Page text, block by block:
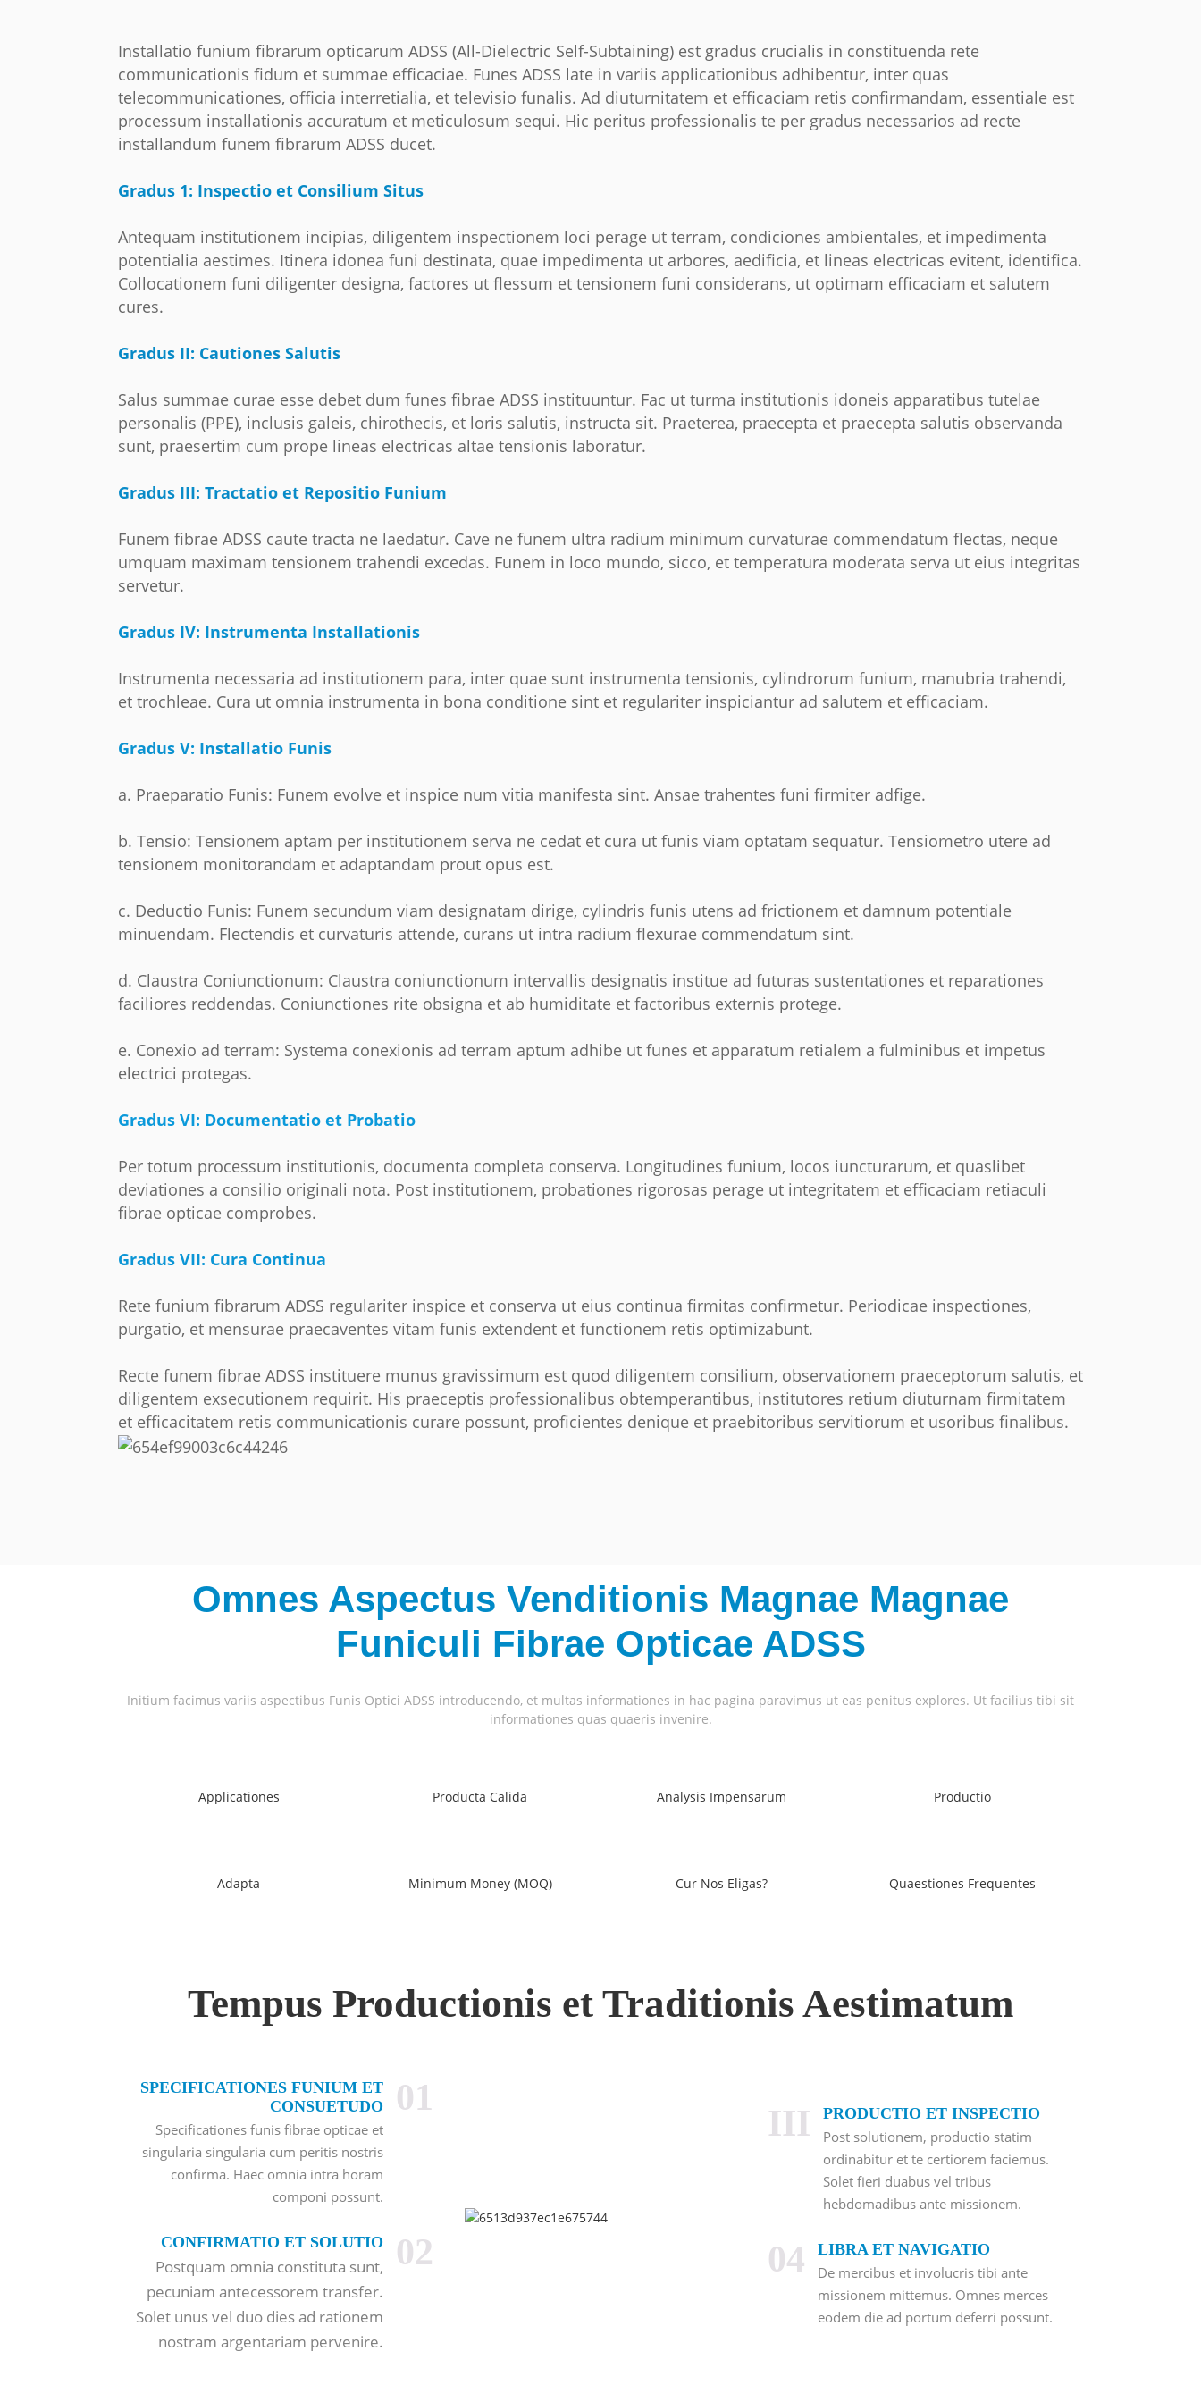
Installatio funium fibrarum opticarum ADSS (All-Dielectric Self-Subtaining) est gradus crucialis in constituenda rete
communicationis fidum et summae efficaciae. Funes ADSS late in variis applicationibus adhibentur, inter quas
telecommunicationes, officia interretialia, et televisio funalis. Ad diuturnitatem et efficaciam retis confirmandam, essentiale est
processum installationis accuratum et meticulosum sequi. Hic peritus professionalis te per gradus necessarios ad recte
installandum funem fibrarum ADSS ducet.
Gradus 1: Inspectio et Consilium Situs
Antequam institutionem incipias, diligentem inspectionem loci perage ut terram, condiciones ambientales, et impedimenta
potentialia aestimes. Itinera idonea funi destinata, quae impedimenta ut arbores, aedificia, et lineas electricas evitent, identifica.
Collocationem funi diligenter designa, factores ut flessum et tensionem funi considerans, ut optimam efficaciam et salutem
cures.
Gradus II: Cautiones Salutis
Salus summae curae esse debet dum funes fibrae ADSS instituuntur. Fac ut turma institutionis idoneis apparatibus tutelae
personalis (PPE), inclusis galeis, chirothecis, et loris salutis, instructa sit. Praeterea, praecepta et praecepta salutis observanda
sunt, praesertim cum prope lineas electricas altae tensionis laboratur.
Gradus III: Tractatio et Repositio Funium
Funem fibrae ADSS caute tracta ne laedatur. Cave ne funem ultra radium minimum curvaturae commendatum flectas, neque
umquam maximam tensionem trahendi excedas. Funem in loco mundo, sicco, et temperatura moderata serva ut eius integritas
servetur.
Gradus IV: Instrumenta Installationis
Instrumenta necessaria ad institutionem para, inter quae sunt instrumenta tensionis, cylindrorum funium, manubria trahendi,
et trochleae. Cura ut omnia instrumenta in bona conditione sint et regulariter inspiciantur ad salutem et efficaciam.
Gradus V: Installatio Funis
a. Praeparatio Funis: Funem evolve et inspice num vitia manifesta sint. Ansae trahentes funi firmiter adfige.
b. Tensio: Tensionem aptam per institutionem serva ne cedat et cura ut funis viam optatam sequatur. Tensiometro utere ad
tensionem monitorandam et adaptandam prout opus est.
c. Deductio Funis: Funem secundum viam designatam dirige, cylindris funis utens ad frictionem et damnum potentiale
minuendam. Flectendis et curvaturis attende, curans ut intra radium flexurae commendatum sint.
d. Claustra Coniunctionum: Claustra coniunctionum intervallis designatis institue ad futuras sustentationes et reparationes
faciliores reddendas. Coniunctiones rite obsigna et ab humiditate et factoribus externis protege.
e. Conexio ad terram: Systema conexionis ad terram aptum adhibe ut funes et apparatum retialem a fulminibus et impetus
electrici protegas.
Gradus VI: Documentatio et Probatio
Per totum processum institutionis, documenta completa conserva. Longitudines funium, locos iuncturarum, et quaslibet
deviationes a consilio originali nota. Post institutionem, probationes rigorosas perage ut integritatem et efficaciam retiaculi
fibrae opticae comprobes.
Gradus VII: Cura Continua
Rete funium fibrarum ADSS regulariter inspice et conserva ut eius continua firmitas confirmetur. Periodicae inspectiones,
purgatio, et mensurae praecaventes vitam funis extendent et functionem retis optimizabunt.
Recte funem fibrae ADSS instituere munus gravissimum est quod diligentem consilium, observationem praeceptorum salutis, et
diligentem exsecutionem requirit. His praeceptis professionalibus obtemperantibus, institutores retium diuturnam firmitatem
et efficacitatem retis communicationis curare possunt, proficientes denique et praebitoribus servitiorum et usoribus finalibus.
Omnes Aspectus Venditionis Magnae Magnae
Funiculi Fibrae Opticae ADSS
Initium facimus variis aspectibus Funis Optici ADSS introducendo, et multas informationes in hac pagina paravimus ut eas penitus explores. Ut facilius tibi sit
informationes quas quaeris invenire.
Applicationes Producta Calida Analysis Impensarum Productio
Adapta Minimum Money (MOQ) Cur Nos Eligas? Quaestiones Frequentes
Tempus Productionis et Traditionis Aestimatum
01
SPECIFICATIONES FUNIUM ET
CONSUETUDO
Specificationes funis fibrae opticae et
singularia singularia cum peritis nostris
confirma. Haec omnia intra horam
componi possunt.
02
CONFIRMATIO ET SOLUTIO
Postquam omnia constituta sunt,
pecuniam antecessorem transfer.
Solet unus vel duo dies ad rationem
nostram argentariam pervenire.
III PRODUCTIO ET INSPECTIO
Post solutionem, productio statim
ordinabitur et te certiorem faciemus.
Solet fieri duabus vel tribus
hebdomadibus ante missionem.
04 LIBRA ET NAVIGATIO
De mercibus et involucris tibi ante
missionem mittemus. Omnes merces
eodem die ad portum deferri possunt.